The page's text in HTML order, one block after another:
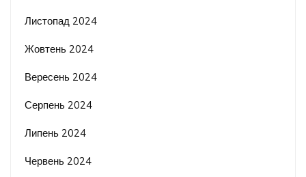
Листопад 2024
Жовтень 2024
Вересень 2024
Серпень 2024
Липень 2024
Червень 2024